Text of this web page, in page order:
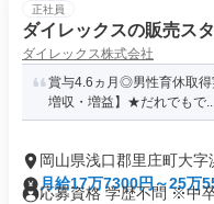
正社員
ダイレックスの販売ス
ダイレックス株式会社
賞与4.6ヵ月◎男性育休取
増収・増益】★だれでもで
岡山県浅口郡里庄町大字
月給17万7300円～25万
応募資格 学歴不問 ※中